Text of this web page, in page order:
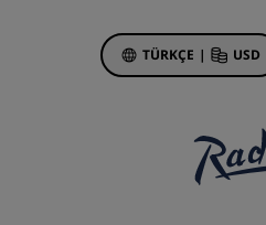
TÜRKÇE | USD
Otel Fırsatları